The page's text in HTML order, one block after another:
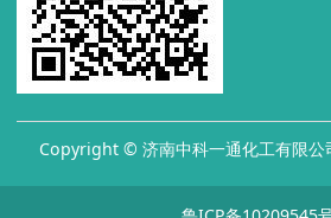
Copyright © 济南中科一通化工有限